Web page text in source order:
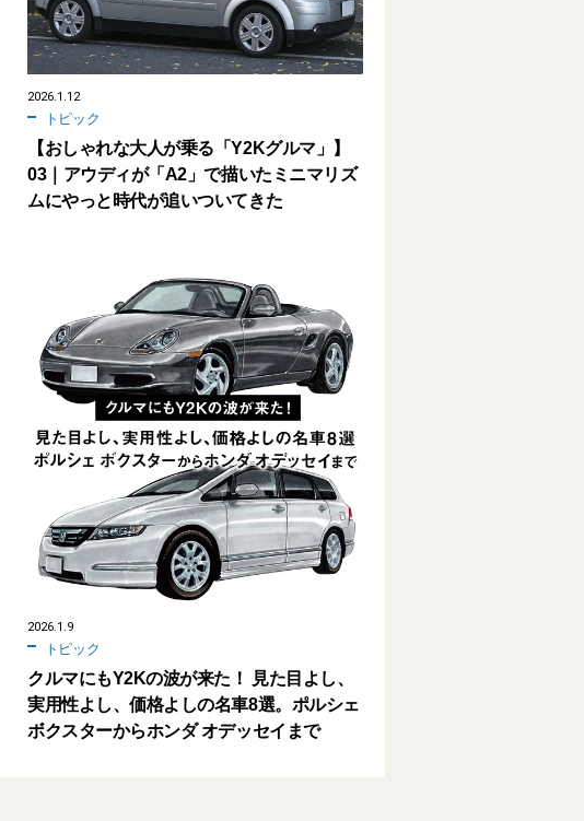
2026.1.12
トピック
【おしゃれな大人が乗る「Y2Kグルマ」】
03｜アウディが「A2」で描いたミニマリズ
ムにやっと時代が追いついてきた
2026.1.9
トピック
クルマにもY2Kの波が来た！ 見た目よし、
実用性よし、価格よしの名車8選。ポルシェ
ボクスターからホンダ オデッセイまで